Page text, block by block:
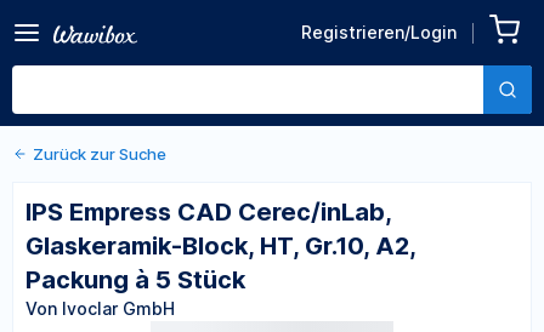
Registrieren/Login
Cerec/inLab, Glaskeramik-
Block, HT, Gr.10, A2,
Von Ivoclar GmbH
Zurück zu den Produktdetails
Zurück zur Suche
IPS Empress CAD Cerec/inLab,
Glaskeramik-Block, HT, Gr.10, A2,
Packung à 5 Stück
Von Ivoclar GmbH